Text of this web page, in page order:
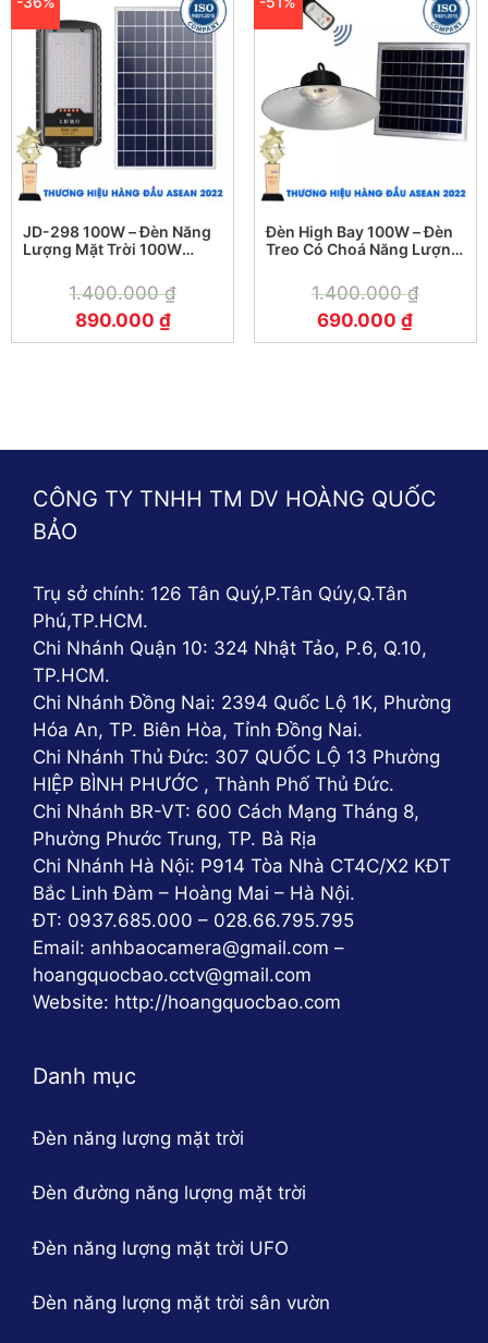
JD-298 100W – Đèn Năng
Lượng Mặt Trời 100W
1.400.000₫
890.000 ₫
Đèn High Bay 100W – Đèn
Treo Có Choá Năng Lượng
1.400.000₫
690.000₫
CÔNG TY TNHH TM DV HOÀNG QUỐC
BẢO
Trụ sở chính: 126 Tân Quý,P.Tân Qúy,Q.Tân
Phú,TP.HCM.
Chi Nhánh Quận 10: 324 Nhật Tảo, P.6, Q.10,
TP.HCM.
Chi Nhánh Đồng Nai: 2394 Quốc Lộ 1K, Phường
Hóa An, TP. Biên Hòa, Tỉnh Đồng Nai.
Chi Nhánh Thủ Đức: 307 QUỐC LỘ 13 Phường
HIỆP BÌNH PHƯỚC , Thành Phố Thủ Đức.
Chi Nhánh BR-VT: 600 Cách Mạng Tháng 8,
Phường Phước Trung, TP. Bà Rịa
Chi Nhánh Hà Nội: P914 Tòa Nhà CT4C/X2 KĐT
Bắc Linh Đàm – Hoàng Mai – Hà Nội.
ĐT: 0937.685.000 – 028.66.795.795
Email: anhbaocamera@gmail.com –
hoangquocbao.cctv@gmail.com
Website: http://hoangquocbao.com
Danh mục
Đèn năng lượng mặt trời
Đèn đường năng lượng mặt trời
Đèn năng lượng mặt trời UFO
Đèn năng lượng mặt trời sân vườn